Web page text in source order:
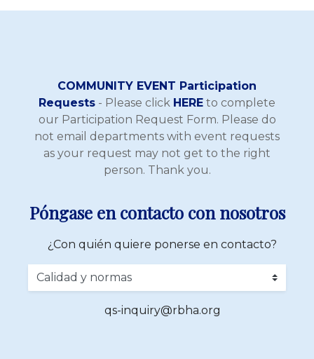
COMMUNITY EVENT Participation
Requests - Please click HERE to complete
our Participation Request Form. Please do
not email departments with event requests
as your request may not get to the right
person. Thank you.
Póngase en contacto con nosotros
¿Con quién quiere ponerse en contacto?
qs-inquiry@rbha.org